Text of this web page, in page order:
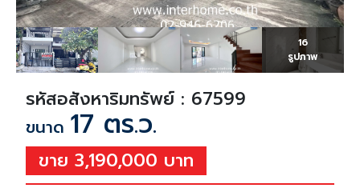
16
รูปภาพ
รหัสอสังหาริมทรัพย์ : 67599
ขนาด 17 ตร.ว.
ขาย 3,190,000 บาท